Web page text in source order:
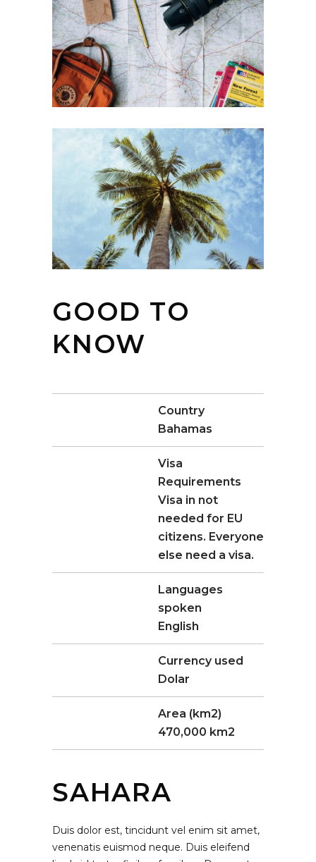
GOOD TO
KNOW
Country
Bahamas
Visa
Requirements
Visa in not
needed for EU
citizens. Everyone
else need a visa.
Languages
spoken
English
Currency used
Dolar
Area (km2)
470,000 km2
SAHARA
Duis dolor est, tincidunt vel enim sit amet,
venenatis euismod neque. Duis eleifend